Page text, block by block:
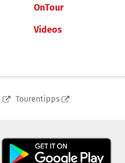
OnTour
Videos
Tourentipps